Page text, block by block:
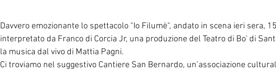
Davvero emozionante lo spettacolo "Io Filumè", andato in scena ieri sera,
interpretato da Franco di Corcia Jr, una produzione del Teatro di Bo' di
la musica dal vivo di Mattia Pagni.
Ci troviamo nel suggestivo Cantiere San Bernardo, un’associazione